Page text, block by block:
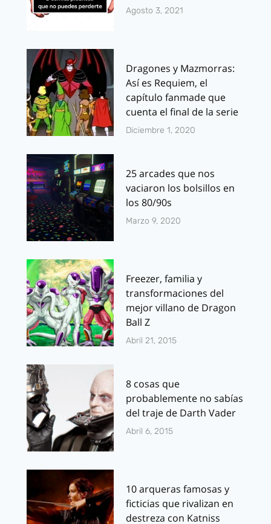
Agosto 3, 2021
Dragones y Mazmorras:
Así es Requiem, el
capítulo fanmade que
cuenta el final de la serie
Diciembre 1, 2020
25 arcades que nos
vaciaron los bolsillos en
los 80/90s
Marzo 9, 2020
Freezer, familia y
transformaciones del
mejor villano de Dragon
Ball Z
Abril 21, 2015
8 cosas que
probablemente no sabías
del traje de Darth Vader
Abril 6, 2015
10 arqueras famosas y
ficticias que rivalizan en
destreza con Katniss